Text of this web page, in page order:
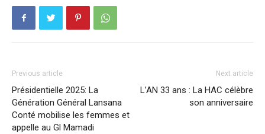
Previous article
Présidentielle 2025: La
Génération Général Lansana
Conté mobilise les femmes et
appelle au Gl Mamadi
Next article
L’AN 33 ans : La HAC célèbre
son anniversaire